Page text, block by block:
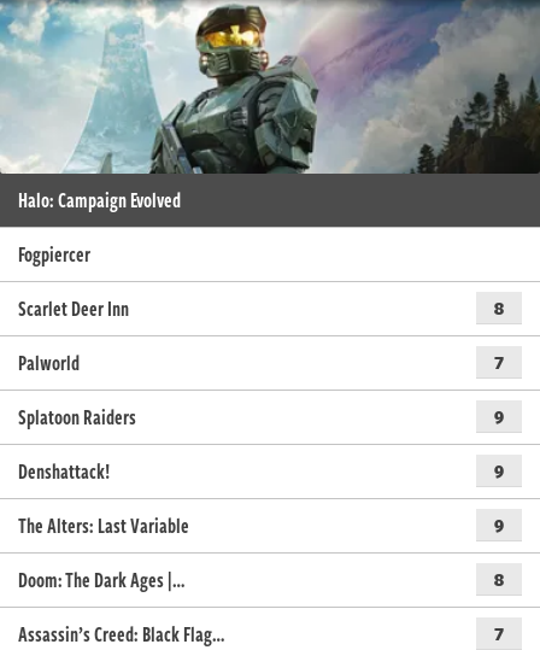
Halo: Campaign Evolved
Fogpiercer
Scarlet Deer Inn
8
Palworld 7
Splatoon Raiders 9
Denshattack! 9
The Alters: Last Variable 9
Doom: The Dark Ages |… 8
Assassin’s Creed: Black Flag… 7